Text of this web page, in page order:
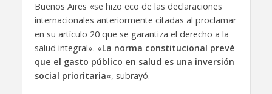
Buenos Aires «se hizo eco de las declaraciones
internacionales anteriormente citadas al proclamar
en su artículo 20 que se garantiza el derecho a la
salud integral». «La norma constitucional prevé
que el gasto público en salud es una inversión
social prioritaria«, subrayó.